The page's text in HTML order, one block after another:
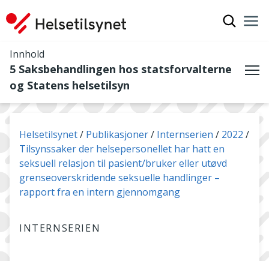
Innhold
5 Saksbehandlingen hos statsforvalterne
og Statens helsetilsyn
Du er her:
Helsetilsynet Publikasjoner Internserien
2022
Tilsynssaker der helsepersonellet har hatt en
seksuell relasjon til pasient/bruker eller utøvd
grenseoverskridende seksuelle handlinger –
rapport fra en intern gjennomgang
INTERNSERIEN